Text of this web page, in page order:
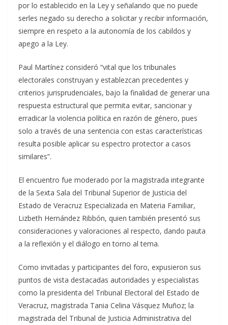
por lo establecido en la Ley y señalando que no puede
serles negado su derecho a solicitar y recibir información,
siempre en respeto a la autonomía de los cabildos y
apego a la Ley.
Paul Martínez consideró “vital que los tribunales
electorales construyan y establezcan precedentes y
criterios jurisprudenciales, bajo la finalidad de generar una
respuesta estructural que permita evitar, sancionar y
erradicar la violencia política en razón de género, pues
solo a través de una sentencia con estas características
resulta posible aplicar su espectro protector a casos
similares”.
El encuentro fue moderado por la magistrada integrante
de la Sexta Sala del Tribunal Superior de Justicia del
Estado de Veracruz Especializada en Materia Familiar,
Lizbeth Hernández Ribbón, quien también presentó sus
consideraciones y valoraciones al respecto, dando pauta
a la reflexión y el diálogo en torno al tema.
Como invitadas y participantes del foro, expusieron sus
puntos de vista destacadas autoridades y especialistas
como la presidenta del Tribunal Electoral del Estado de
Veracruz, magistrada Tania Celina Vásquez Muñoz; la
magistrada del Tribunal de Justicia Administrativa del